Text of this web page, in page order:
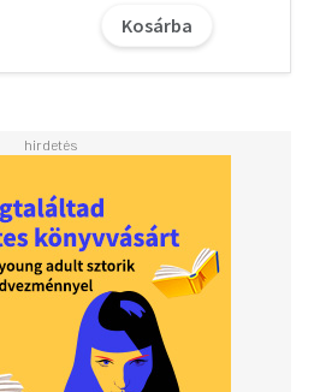
Kosárba